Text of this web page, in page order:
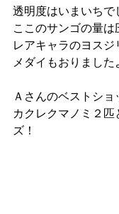
透明度はいまいちで
ここのサンゴの量は
レアキャラのヨス
メダイもおりました
Ａさんのベストショ
カクレクマノミ２匹
ズ！